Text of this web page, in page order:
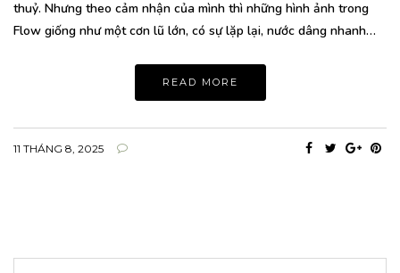
thuỷ. Nhưng theo cảm nhận của mình thì những hình ảnh trong
Flow giống như một cơn lũ lớn, có sự lặp lại, nước dâng nhanh…
READ MORE
11 THÁNG 8, 2025